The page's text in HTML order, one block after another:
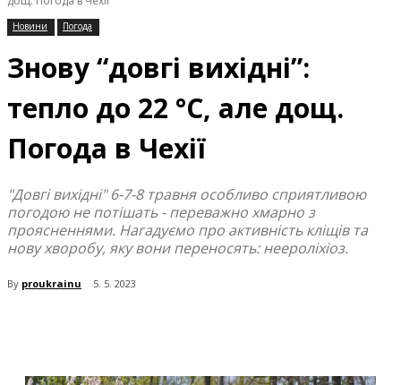
Новини Погода
Знову “довгі вихідні”:
тепло до 22 °C, але дощ.
Погода в Чехії
"Довгі вихідні" 6-7-8 травня особливо сприятливою
погодою не потішать - переважно хмарно з
проясненнями. Нагадуємо про активність кліщів та
нову хворобу, яку вони переносять: неероліхіоз.
By proukrainu 5. 5. 2023